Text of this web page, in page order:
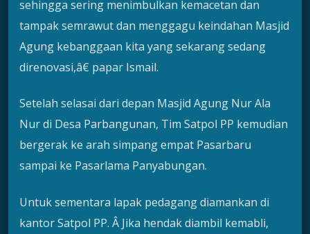
sehingga sering menimbulkan kemacetan dan
tampak semrawut dan menggagu keindahan Masjid
Agung kebanggaan kita yang sekarang sedang
direnovasi,â€ papar Ismail.
Setelah selasai dari depan Masjid Agung Nur Ala
Nur di Desa Parbangunan, Tim Satpol PP kemudian
bergerak ke arah simpang empat Pasarbaru
sampai ke Pasarlama Panyabungan.
Untuk sementara lapak pedagang diamankan di
kantor Satpol PP. Â Jika hendak diambil kemabli,